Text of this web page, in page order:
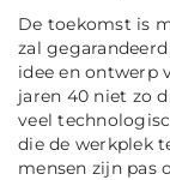
De toekomst is
zal
idee en ontwerp
jaren 40 niet zo
veel
die de werkplek
mensen zijn pas